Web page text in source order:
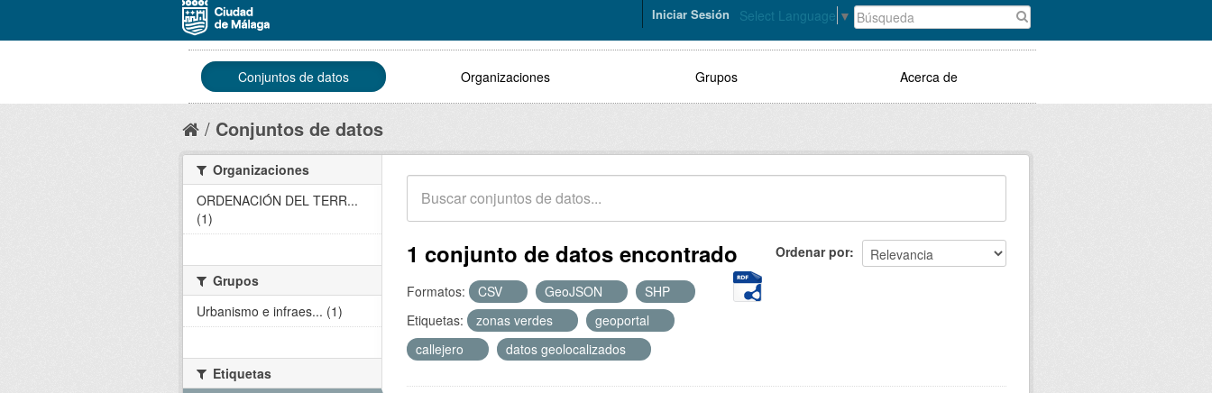
Select Language ▼
Iniciar Sesión
Conjuntos de datos Organizaciones Grupos Acerca de
Conjuntos de datos
Ordenar por
1 conjunto de datos encontrado
Formatos: CSV GeoJSON
SHP
Etiquetas:
zonas verdes
geoportal
callejero
datos geolocalizados
Organizaciones
ORDENACIÓN DEL TERR...
(1)
Grupos
Urbanismo e infraes... (1)
Etiquetas